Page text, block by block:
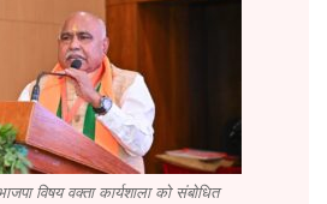
विषय वक्ता कार्यशाला को संबोधित